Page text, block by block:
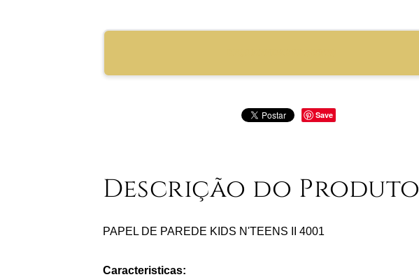
Save
Descrição do Produto
PAPEL DE PAREDE KIDS N'TEENS II 4001
Caracteristicas: